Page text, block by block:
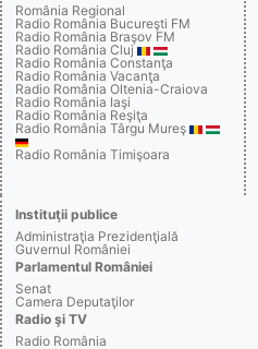
România Regional
Radio România Bucureşti FM
Radio România Braşov FM
Radio România Cluj
Radio România Constanţa
Radio România Vacanţa
Radio România Oltenia-Craiova
Radio România Iaşi
Radio România Reşiţa
Radio România Târgu Mureş
Radio România Timişoara
Instituţii publice
Administraţia Prezidenţială
Guvernul României
Parlamentul României
Senat
Camera Deputaţilor
Radio şi TV
Radio România